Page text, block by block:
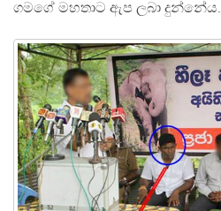
ගමගේ මහතාට ඇප ලබා දුන්නේය.